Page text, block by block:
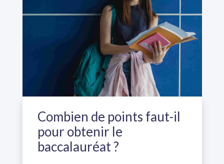
Combien de points faut-il
pour obtenir le
baccalauréat ?